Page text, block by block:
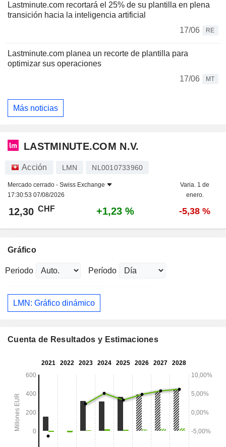
Lastminute.com recortará el 25% de su plantilla en plena
transición hacia la inteligencia artificial
17/06
RE
Lastminute.com planea un recorte de plantilla para
optimizar sus operaciones
17/06
MT
Más noticias
LASTMINUTE.COM N.V.
Acción LMN NL0010733960
Mercado cerrado - Swiss Exchange
17:30:53 07/08/2026
Varia. 1 de
enero.
12,30 CHF +1,23 % -5,38 %
Gráfico
Periodo Período
LMN: Gráfico dinámico
Cuenta de Resultados y Estimaciones